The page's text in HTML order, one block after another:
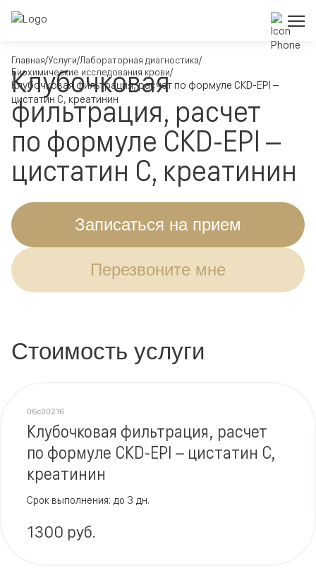
Главная Услуги Лабораторная диагностика
Биохимические исследования крови
Клубочковая фильтрация, расчет по формуле CKD-EPI –
цистатин C, креатинин
Клубочковая
фильтрация, расчет
по формуле CKD-EPI –
цистатин C, креатинин
Записаться на прием
Перезвоните мне
Стоимость услуги
Клубочковая фильтрация, расчет
по формуле CKD-EPI – цистатин C,
креатинин
06c00216
1300 руб.
Срок выполнения: до 3 дн.